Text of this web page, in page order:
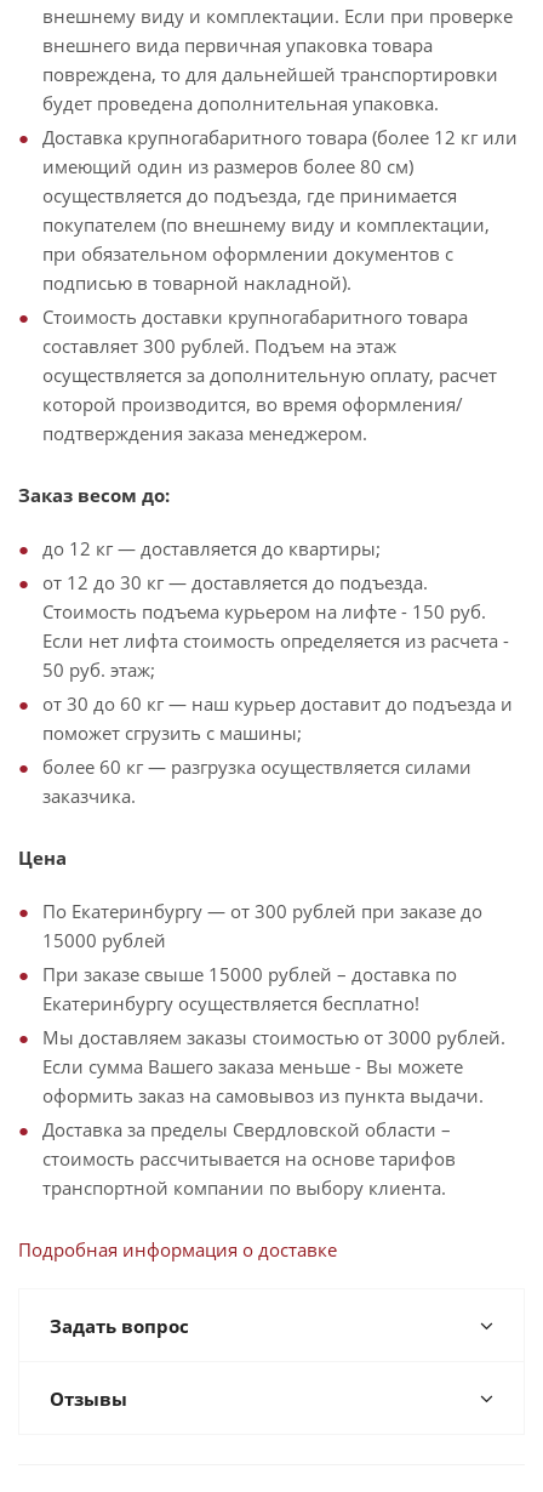
внешнему виду и комплектации. Если при проверке
внешнего вида первичная упаковка товара
повреждена, то для дальнейшей транспортировки
будет проведена дополнительная упаковка.
Доставка крупногабаритного товара (более 12 кг или
имеющий один из размеров более 80 см)
осуществляется до подъезда, где принимается
покупателем (по внешнему виду и комплектации,
при обязательном оформлении документов с
подписью в товарной накладной).
Стоимость доставки крупногабаритного товара
составляет 300 рублей. Подъем на этаж
осуществляется за дополнительную оплату, расчет
которой производится, во время оформления/
подтверждения заказа менеджером.
Заказ весом до:
до 12 кг — доставляется до квартиры;
от 12 до 30 кг — доставляется до подъезда.
Стоимость подъема курьером на лифте - 150 руб.
Если нет лифта стоимость определяется из расчета -
50 руб. этаж;
от 30 до 60 кг — наш курьер доставит до подъезда и
поможет сгрузить с машины;
более 60 кг — разгрузка осуществляется силами
заказчика.
Цена
По Екатеринбургу — от 300 рублей при заказе до
15000 рублей
При заказе свыше 15000 рублей – доставка по
Екатеринбургу осуществляется бесплатно!
Мы доставляем заказы стоимостью от 3000 рублей.
Если сумма Вашего заказа меньше - Вы можете
оформить заказ на самовывоз из пункта выдачи.
Доставка за пределы Свердловской области –
стоимость рассчитывается на основе тарифов
транспортной компании по выбору клиента.
Подробная информация о доставке
Задать вопрос
Отзывы